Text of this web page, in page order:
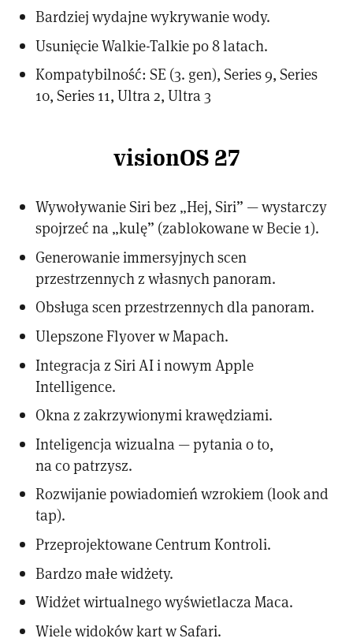
Bardziej wydajne wykrywanie wody.
Usunięcie Walkie-Talkie po 8 latach.
Kompatybilność: SE (3. gen), Series 9, Series
10, Series 11, Ultra 2, Ultra 3
visionOS 27
Wywoływanie Siri bez „Hej, Siri” — wystarczy
spojrzeć na „kulę” (zablokowane w Becie 1).
Generowanie immersyjnych scen
przestrzennych z własnych panoram.
Obsługa scen przestrzennych dla panoram.
Ulepszone Flyover w Mapach.
Integracja z Siri AI i nowym Apple
Intelligence.
Okna z zakrzywionymi krawędziami.
Inteligencja wizualna — pytania o to,
na co patrzysz.
Rozwijanie powiadomień wzrokiem (look and
tap).
Przeprojektowane Centrum Kontroli.
Bardzo małe widżety.
Widżet wirtualnego wyświetlacza Maca.
Wiele widoków kart w Safari.